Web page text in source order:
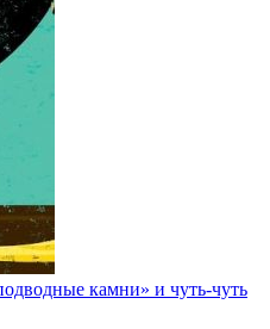
камни» и чуть-чуть